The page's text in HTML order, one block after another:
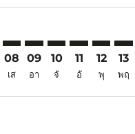
08
เส
09
อา
10
จั
11
อั
12
พุ
13
พฤ